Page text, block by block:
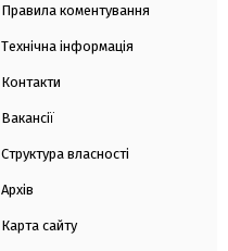
Правила коментування
Технічна інформація
Контакти
Вакансії
Структура власності
Архів
Карта сайту